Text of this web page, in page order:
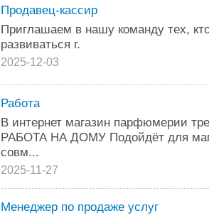
Продавец-кассир
Приглашаем в нашу команду тех,
развиваться г.
2025-12-03
Работа
В интернет магазин парфюмерии
РАБОТА НА ДОМУ Подойдёт для мам
совм...
2025-11-27
Менеджер по продаже услуг